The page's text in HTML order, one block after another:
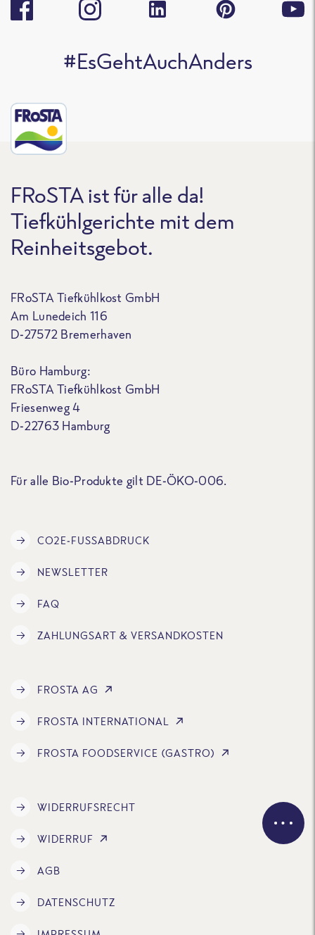
#EsGehtAuchAnders
FRoSTA ist für alle da!
Tiefkühlgerichte mit dem
Reinheitsgebot.
FRoSTA Tiefkühlkost GmbH
Am Lunedeich 116
D-27572 Bremerhaven
Büro Hamburg:
FRoSTA Tiefkühlkost GmbH
Friesenweg 4
D-22763 Hamburg
Für alle Bio-Produkte gilt DE-ÖKO-006.
CO2E-FUSSABDRUCK
NEWSLETTER
FAQ
ZAHLUNGSART & VERSANDKOSTEN
FROSTA AG
FROSTA INTERNATIONAL
FROSTA FOODSERVICE (GASTRO)
WIDERRUFSRECHT
WIDERRUF
AGB
DATENSCHUTZ